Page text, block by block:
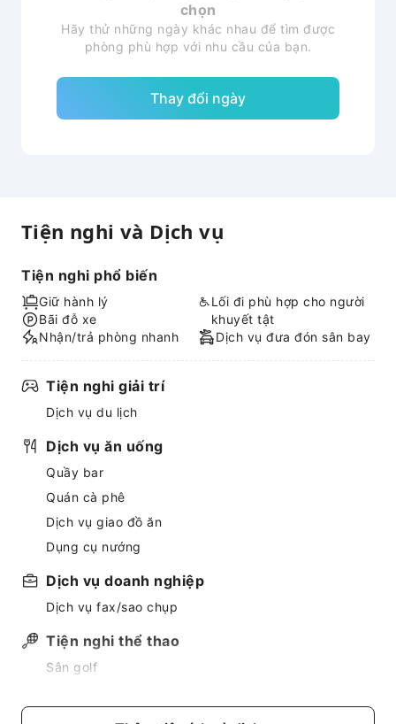
chọn
Hãy thử những ngày khác nhau để tìm được
phòng phù hợp với nhu cầu của bạn.
Thay đổi ngày
Tiện nghi và Dịch vụ
Tiện nghi phổ biến
Giữ hành lý
Bãi đỗ xe
Nhận/trả phòng nhanh
Lối đi phù hợp cho người
khuyết tật
Dịch vụ đưa đón sân bay
Tiện nghi giải trí
Dịch vụ du lịch
Dịch vụ ăn uống
Quầy bar
Quán cà phê
Dịch vụ giao đồ ăn
Dụng cụ nướng
Dịch vụ doanh nghiệp
Dịch vụ fax/sao chụp
Tiện nghi thể thao
Sân golf